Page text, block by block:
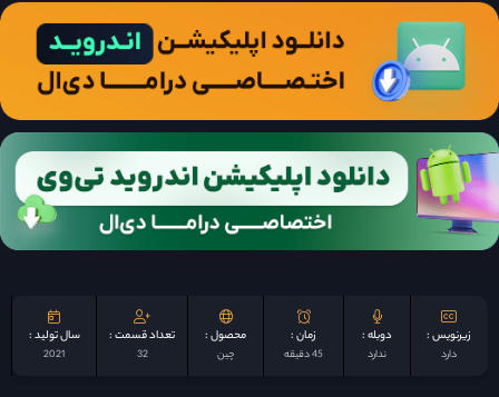
زیرنویس :
دارد
دوبله :
ندارد
زمان :
45 دقیقه
محصول :
چين
تعداد قسمت :
32
سال تولید :
2021